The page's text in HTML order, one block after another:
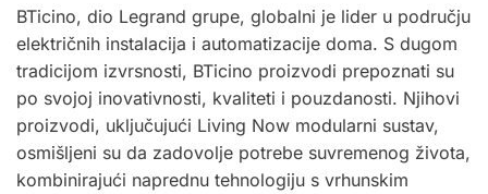
BTicino, dio Legrand grupe, globalni je lider u području
električnih instalacija i automatizacije doma. S dugom
tradicijom izvrsnosti, BTicino proizvodi prepoznati su
po svojoj inovativnosti, kvaliteti i pouzdanosti. Njihovi
proizvodi, uključujući Living Now modularni sustav,
osmišljeni su da zadovolje potrebe suvremenog života,
kombinirajući naprednu tehnologiju s vrhunskim